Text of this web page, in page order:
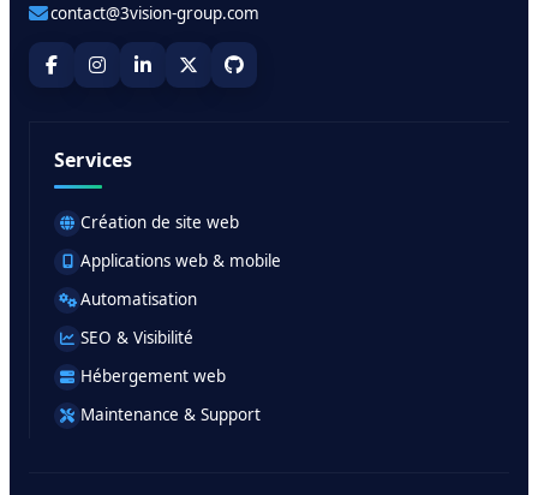
contact@3vision-group.com
Services
Création de site web
Applications web & mobile
Automatisation
SEO & Visibilité
Hébergement web
Maintenance & Support